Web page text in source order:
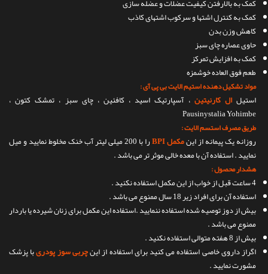
کمک به بالارفتن کیفیت عضلات و عضله سازی
کمک به کنترل اشتها و سرکوب اشتهای کاذب
کاهش وزن بدن
حاوی عصاره چای سبز
کمک به افزایش تمرکز
طعم فوق العاده خوشمزه
مواد تشکیل دهنده استیم الایت بی پی آی :
استیلال کارنیتین ، آسپارتیک اسید ، کافئین ، چای سبز ، تمشک کتون ،
Pausinystalia Yohimbe
طریق مصرف استسم الایت :
روزانه یک پیمانه از اینمکمل BPI
را با 200 میلی لیتر آب خنک مخلوط نمایید و میل
نمایید . استفاده آن با معده خالی موثر تر می باشد .
هشدار محصول :
4 ساعت قبل از خواب از این مکمل استفاده نکنید .
استفاده آن برای افراد زیر 18 سال ممنوع می باشد .
بیش از دوز توصیه شده استفاده ننمایید .استفاده این مکمل برای زنان شیرده یا باردار
ممنوع می باشد .
بیش از 8 هفته متوالی استفاده نکنید .
اگراز داروی خاصی استفاده می کنید برای استفاده از اینچربی سوز پودریبا پزشک
مشورت نمایید .